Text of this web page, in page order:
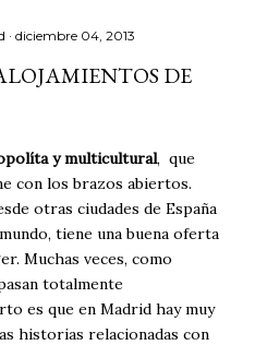
diciembre 04, 2013
DE
y multicultural, que
con los brazos abiertos.
otras ciudades de España
tiene una buena oferta
Muchas veces, como
totalmente
es que en Madrid hay muy
historias relacionadas con